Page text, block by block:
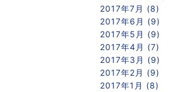
2017年7月 (8)
2017年6月 (9)
2017年5月 (9)
2017年4月 (7)
2017年3月 (9)
2017年2月 (9)
2017年1月 (8)